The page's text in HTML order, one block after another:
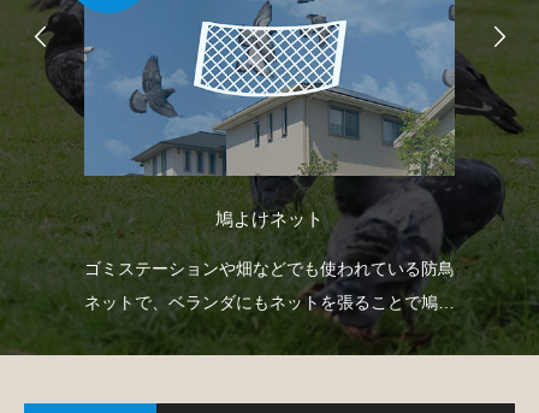
鳩よけネット
ゴミステーションや畑などでも使われている防鳥
ネットで、ベランダにもネットを張ることで鳩対
策が可能です。